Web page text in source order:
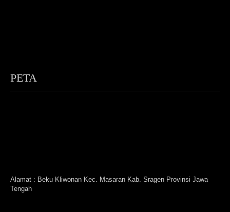
PETA
Alamat : Beku Kliwonan Kec. Masaran Kab. Sragen Provinsi Jawa
Tengah